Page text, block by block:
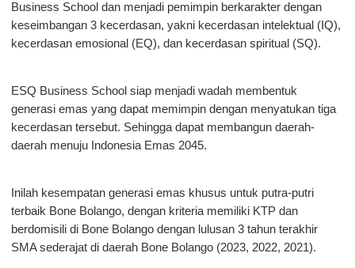
Business School dan menjadi pemimpin berkarakter dengan
keseimbangan 3 kecerdasan, yakni kecerdasan intelektual (IQ),
kecerdasan emosional (EQ), dan kecerdasan spiritual (SQ).
ESQ Business School siap menjadi wadah membentuk
generasi emas yang dapat memimpin dengan menyatukan tiga
kecerdasan tersebut. Sehingga dapat membangun daerah-
daerah menuju Indonesia Emas 2045.
Inilah kesempatan generasi emas khusus untuk putra-putri
terbaik Bone Bolango, dengan kriteria memiliki KTP dan
berdomisili di Bone Bolango dengan lulusan 3 tahun terakhir
SMA sederajat di daerah Bone Bolango (2023, 2022, 2021).